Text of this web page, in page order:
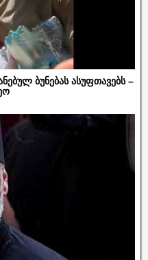
ბუნებას ასუფთავებს –